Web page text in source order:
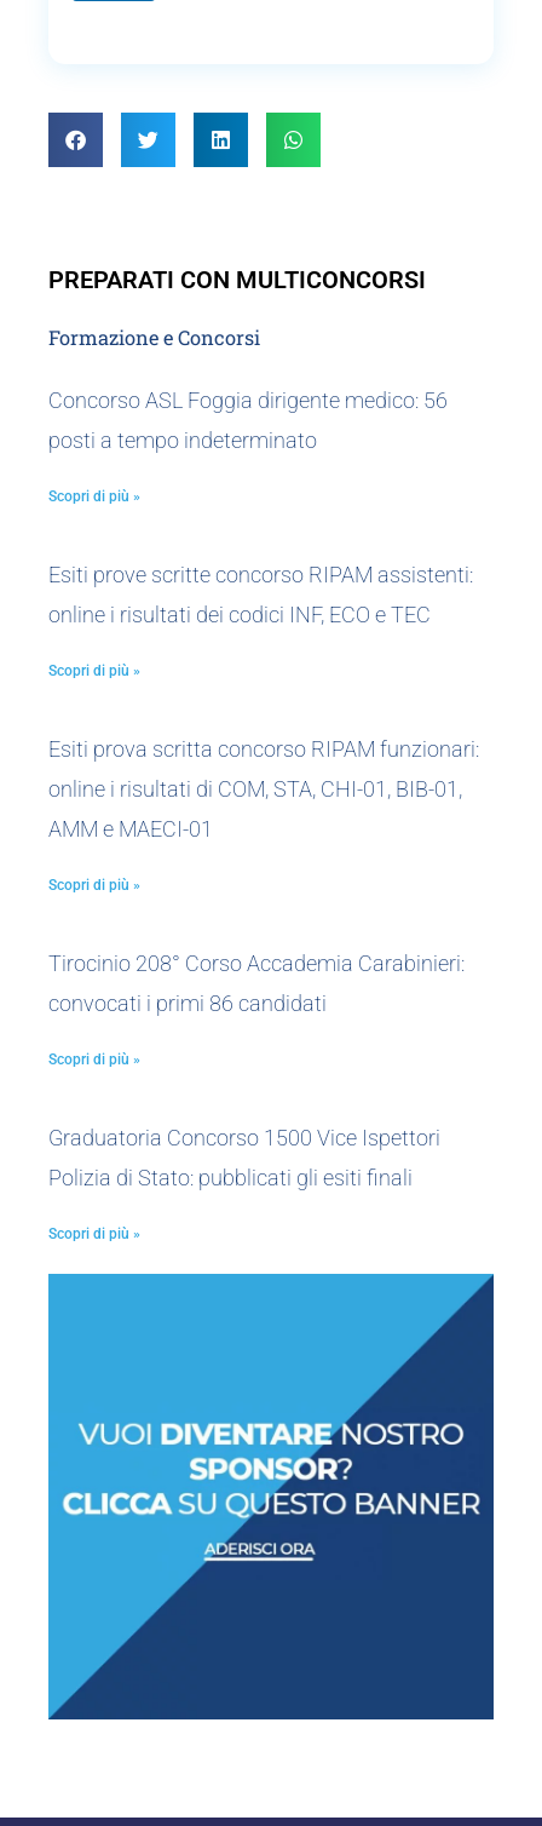
PREPARATI CON MULTICONCORSI
Formazione e Concorsi
Concorso ASL Foggia dirigente medico: 56
posti a tempo indeterminato
Scopri di più »
Esiti prove scritte concorso RIPAM assistenti:
online i risultati dei codici INF, ECO e TEC
Scopri di più »
Esiti prova scritta concorso RIPAM funzionari:
online i risultati di COM, STA, CHI-01, BIB-01,
AMM e MAECI-01
Scopri di più »
Tirocinio 208° Corso Accademia Carabinieri:
convocati i primi 86 candidati
Scopri di più »
Graduatoria Concorso 1500 Vice Ispettori
Polizia di Stato: pubblicati gli esiti finali
Scopri di più »